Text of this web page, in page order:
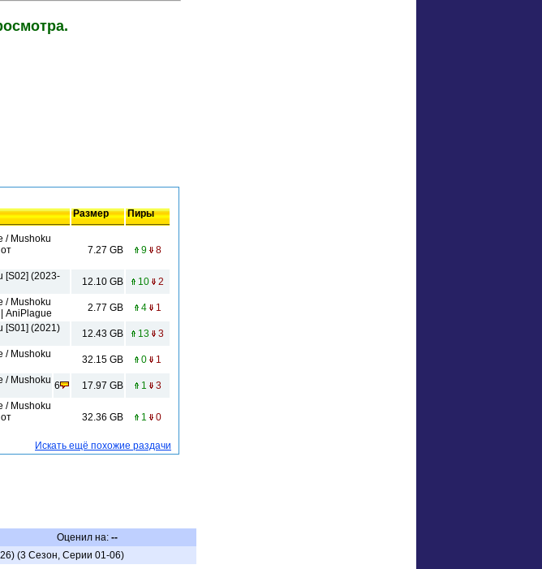
Размер Пиры
/ Mushoku
7.27 GB 9 8
[S02] (2023-
12.10 GB 10 2
/ Mushoku
AniPlague
2.77 GB 4 1
[S01] (2021)
12.43 GB 13 3
/ Mushoku
32.15 GB 0 1
/ Mushoku 6 17.97 GB 1 3
/ Mushoku
32.36 GB 1 0
Искать ещё похожие раздачи
Оценил на: --
(3 Сезон, Серии 01-06)